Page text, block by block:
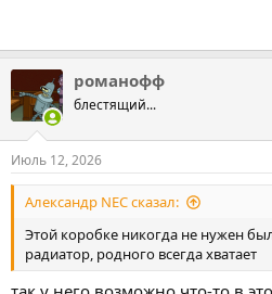
романофф
блестящий...
Июль 12, 2026
Александр NEC сказал:
Этой коробке никогда не нужен
радиатор, родного всегда хватает